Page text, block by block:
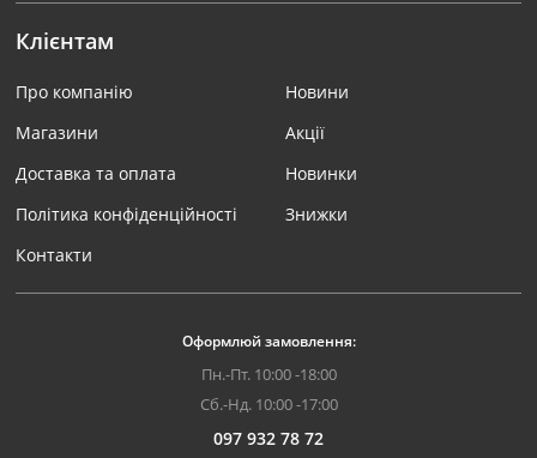
Клієнтам
Про компанію
Магазини
Доставка та оплата
Політика конфіденційності
Контакти
Новини
Акції
Новинки
Знижки
Оформлюй замовлення:
Пн.-Пт. 10:00 -18:00
Сб.-Нд. 10:00 -17:00
097 932 78 72